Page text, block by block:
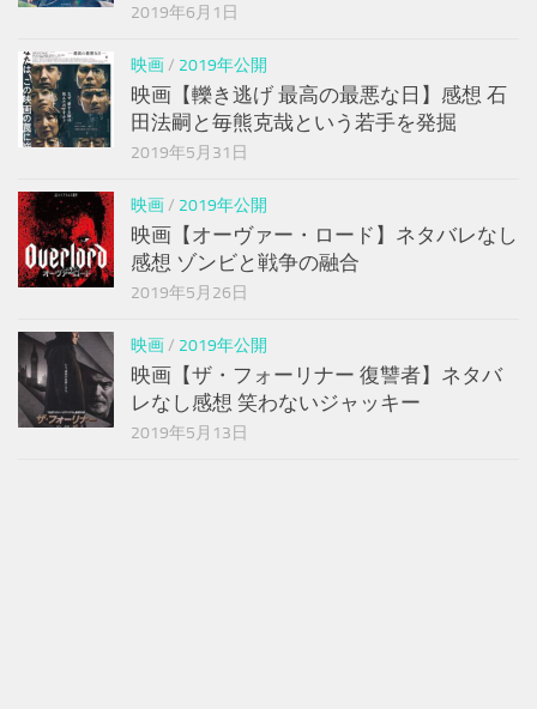
2019年6月1日
映画/ 2019年公開
映画【轢き逃げ 最高の最悪な日】感想 石
田法嗣と毎熊克哉という若手を発掘
2019年5月31日
映画/ 2019年公開
映画【オーヴァー・ロード】ネタバレなし
感想 ゾンビと戦争の融合
2019年5月26日
映画/ 2019年公開
映画【ザ・フォーリナー 復讐者】ネタバ
レなし感想 笑わないジャッキー
2019年5月13日